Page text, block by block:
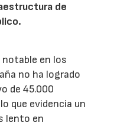
de
en los
no ha logrado
de 45.000
que evidencia un
lento en